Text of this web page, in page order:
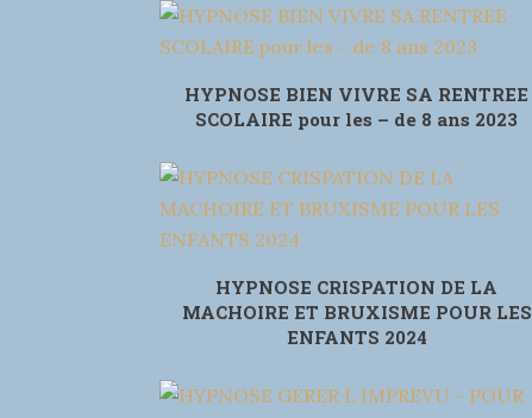
HYPNOSE BIEN VIVRE SA RENTREE
SCOLAIRE pour les – de 8 ans 2023
HYPNOSE CRISPATION DE LA
MACHOIRE ET BRUXISME POUR LES
ENFANTS 2024